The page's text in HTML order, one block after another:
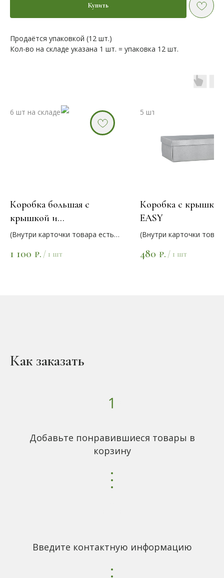
Купить
Продаётся упаковкой (12 шт.)
Кол-во на складе указана 1 шт. = упаковка 12 шт.
Коробка большая с
крышкой и
пластиковыми ручками
(Внутри карточки товара есть
1 100 ₽. / 1 шт
Коробка с
EASY
(Внутри карточки
480 ₽. / 1 шт
Как заказать
Добавьте понравившиеся товары в
корзину
Введите контактную информацию